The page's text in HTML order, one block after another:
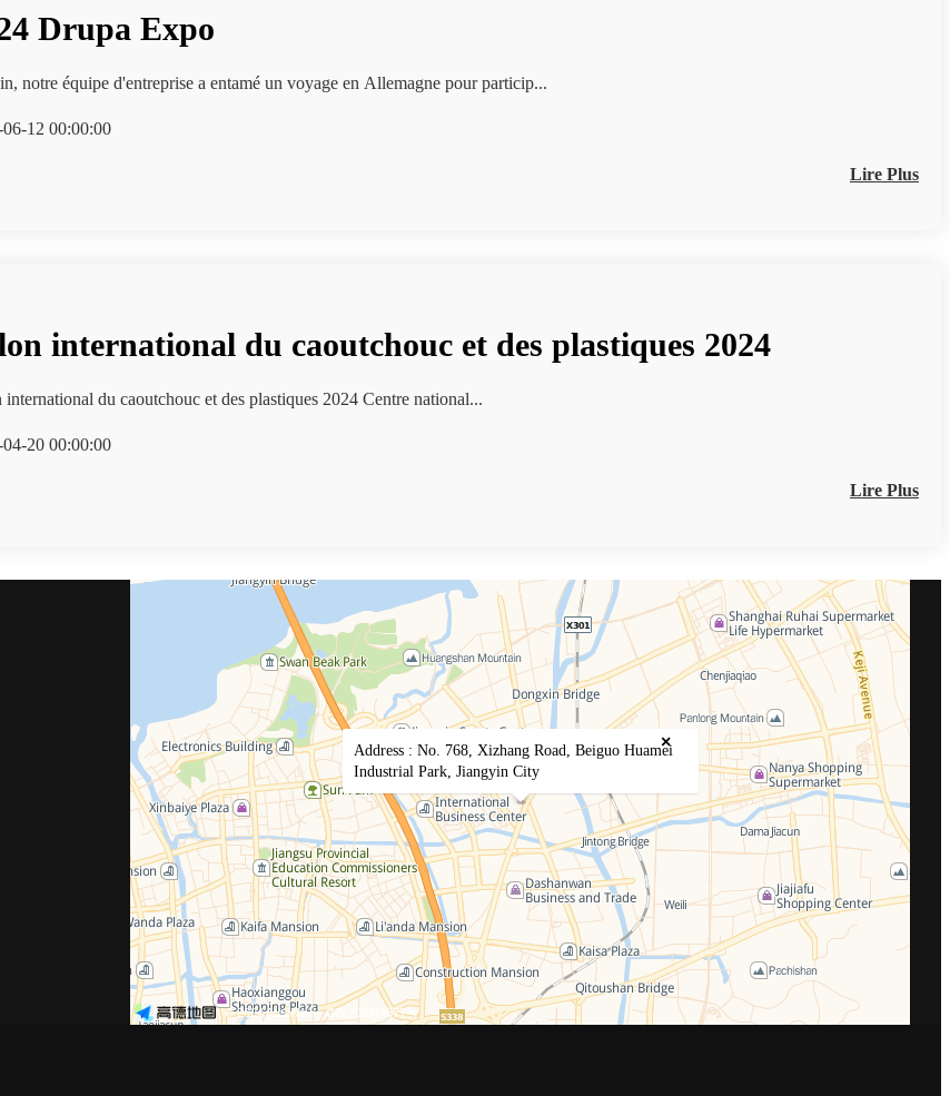
Drupa Expo
notre équipe d'entreprise a entamé un voyage en Allemagne pour particip...
06-12 00:00:00
Lire Plus
international du caoutchouc et des plastiques 2024
Salon international du caoutchouc et des plastiques 2024 Centre national...
04-20 00:00:00
Lire Plus
Address : No. 768, Xizhang Road, Beiguo Huamei
Industrial Park, Jiangyin City
×
© 2024 AutoNavi- GS(2023)4677号